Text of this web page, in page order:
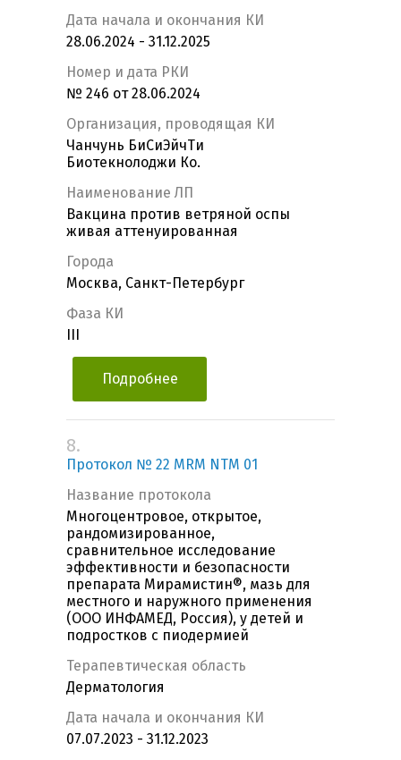
Дата начала и окончания КИ
28.06.2024 - 31.12.2025
Номер и дата РКИ
№ 246 от 28.06.2024
Организация, проводящая КИ
Чанчунь БиСиЭйчТи
Биотекнолоджи Ко.
Наименование ЛП
Вакцина против ветряной оспы
живая аттенуированная
Города
Москва, Санкт-Петербург
Фаза КИ
Подробнее
8.
Протокол № 22 MRM NTM 01
Название протокола
Многоцентровое, открытое,
рандомизированное,
сравнительное исследование
эффективности и безопасности
препарата Мирамистин®, мазь для
местного и наружного применения
(ООО ИНФАМЕД, Россия), у детей и
подростков с пиодермией
Терапевтическая область
Дерматология
Дата начала и окончания КИ
07.07.2023 - 31.12.2023